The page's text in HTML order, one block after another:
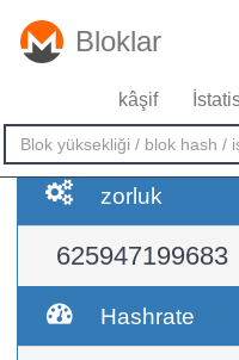
Bloklar
kâşif
zorluk
625947199683
Hashrate